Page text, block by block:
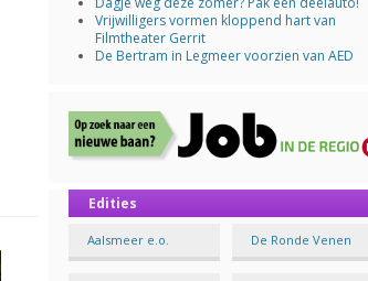
Vrijwilligers vormen kloppend hart van
Filmtheater Gerrit
De Bertram in Legmeer voorzien van AED
Edities
Aalsmeer e.o. De Ronde Venen